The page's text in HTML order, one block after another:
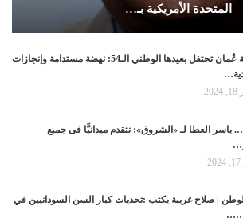
المتحدة الأمريكية بـ…
سلطنة عُمان تحتفل بعيدها الوطني الـ54: نهضة مستدامة وإنجازات
ياسر العطا لـ «الشروق»: نتقدم ميدانيًّا فى جميع
| صلاح غريبة يكتب :تحديات كبار السن السودانيين في